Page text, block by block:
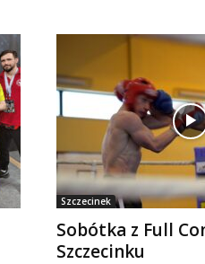
Szczecinek
Sobótka z Full
Szczecinku